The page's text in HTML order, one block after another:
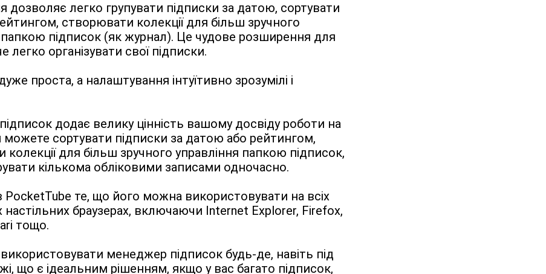
дозволяє легко групувати підписки за датою, сортувати
створювати колекції для більш зручного
папкою підписок (як журнал). Це чудове розширення для
легко організувати свої підписки.
проста, а налаштування інтуїтивно зрозумілі і
додає велику цінність вашому досвіду роботи на
можете сортувати підписки за датою або рейтингом,
для більш зручного управління папкою підписок,
кількома обліковими записами одночасно.
те, що його можна використовувати на всіх
настільних браузерах, включаючи Internet Explorer, Firefox,
тощо.
менеджер підписок будь-де, навіть під
що є ідеальним рішенням, якщо у вас багато підписок,